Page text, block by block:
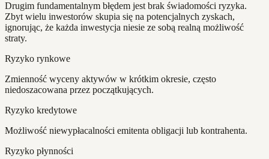
Drugim fundamentalnym błędem jest brak świadomości ryzyka.
Zbyt wielu inwestorów skupia się na potencjalnych zyskach,
ignorując, że każda inwestycja niesie ze sobą realną możliwość
straty.
Ryzyko rynkowe
Zmienność wyceny aktywów w krótkim okresie, często
niedoszacowana przez początkujących.
Ryzyko kredytowe
Możliwość niewypłacalności emitenta obligacji lub kontrahenta.
Ryzyko płynności